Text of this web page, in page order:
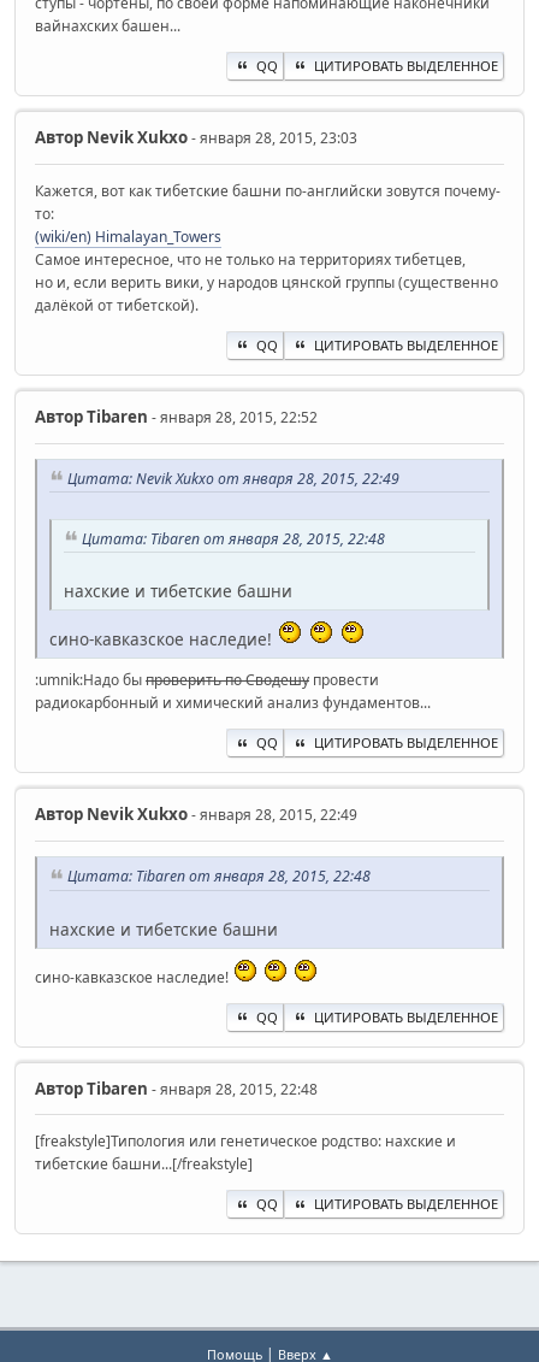
вайнахских башен...
QQ ЦИТИРОВАТЬ ВЫДЕЛЕННОЕ
Автор Nevik Xukxo- января 28, 2015, 23:03
Кажется, вот как тибетские башни по-английски зовутся почему-
то:
(wiki/en) Himalayan_Towers
Самое интересное, что не только на территориях тибетцев,
но и, если верить вики, у народов цянской группы (существенно
далёкой от тибетской).
QQ ЦИТИРОВАТЬ ВЫДЕЛЕННОЕ
АвторTibaren - января 28, 2015, 22:52
Цитата: Nevik Xukxo от января 28, 2015, 22:49
Цитата: Tibaren от января 28, 2015, 22:48
нахские и тибетские башни
сино-кавказское наследие!
:umnik:Надо быпроверить по Сводешу провести
радиокарбонный и химический анализ фундаментов...
QQ ЦИТИРОВАТЬ ВЫДЕЛЕННОЕ
Автор Nevik Xukxo- января 28, 2015, 22:49
Цитата: Tibaren от января 28, 2015, 22:48
нахские и тибетские башни
сино-кавказское наследие!
QQ ЦИТИРОВАТЬ ВЫДЕЛЕННОЕ
АвторTibaren - января 28, 2015, 22:48
[freakstyle]Типология или генетическое родство: нахские и
тибетские башни...[/freakstyle]
QQ ЦИТИРОВАТЬ ВЫДЕЛЕННОЕ
Помощь| Вверх ▲